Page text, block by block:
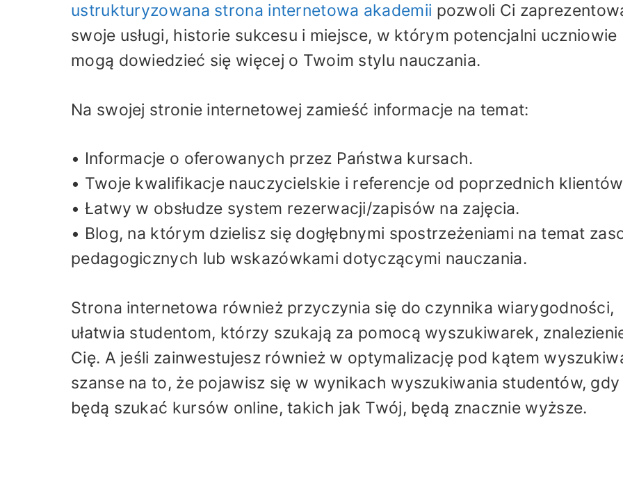
ustrukturyzowana strona internetowa akademii pozwoli Ci
swoje usługi, historie sukcesu i miejsce, w którym potencjalni uczniowie
mogą dowiedzieć się więcej o Twoim stylu nauczania.
Na swojej stronie internetowej zamieść informacje na temat:
• Informacje o oferowanych przez Państwa kursach.
• Twoje kwalifikacje nauczycielskie i referencje od poprzednich
• Łatwy w obsłudze system rezerwacji/zapisów na zajęcia.
• Blog, na którym dzielisz się dogłębnymi spostrzeżeniami na temat
pedagogicznych lub wskazówkami dotyczącymi nauczania.
Strona internetowa również przyczynia się do czynnika wiarygodności,
ułatwia studentom, którzy szukają za pomocą wyszukiwarek,
Cię. A jeśli zainwestujesz również w optymalizację pod kątem
szanse na to, że pojawisz się w wynikach wyszukiwania studentów, gdy
będą szukać kursów online, takich jak Twój, będą znacznie wyższe.